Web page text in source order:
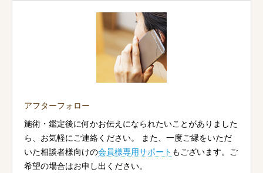
アフターフォロー
施術・鑑定後に何かお伝えになられたいことがありました
ら、お気軽にご連絡ください。 また、一度ご縁をいただ
いた相談者様向けの会員様専用サポート もございます。ご
希望の場合はお申し出ください。